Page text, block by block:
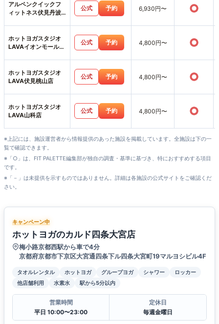
アルペンクイックフ
ィットネス伏見丹波
公式 予約 6,930円〜 ○
ホットヨガスタジオ
LAVAイオンモール北
公式 予約 4,800円〜 ○
ホットヨガスタジオ
LAVA伏見桃山店
公式 予約 4,800円〜 ○
ホットヨガスタジオ
LAVA山科店
公式 予約 4,800円〜 ○
※上記には、施設運営者から情報提供のあった施設を掲載しています。全施設は下の一
覧で確認できます。
※「○」は、FIT PALETTE編集部が独自の調査・基準に基づき、特におすすめする項目
です。
※「－」は未提供を示すものではありません。詳細は各施設の公式サイトをご確認くだ
さい。
キャンペーン中
ホットヨガのカルド四条大宮店
梅小路京都西駅から車で4分
京都府京都市下京区大宮通四条下ル四条大宮町19マルヨシビル4F
タオルレンタル ホットヨガ グループヨガ シャワー
ロッカー
他店舗利用
水素水 駅から5分以内
営業時間
平日 10:00〜23:00
定休日
毎週金曜日